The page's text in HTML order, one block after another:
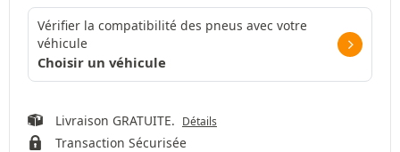
Vérifier la compatibilité des pneus avec votre
véhicule
Choisir un véhicule
Livraison GRATUITE. Détails
Transaction Sécurisée